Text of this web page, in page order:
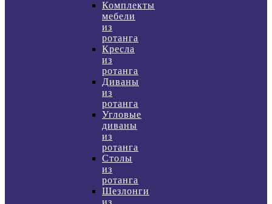
Комплекты
мебели
из
ротанга
Кресла
из
ротанга
Диваны
из
ротанга
Угловые
диваны
из
ротанга
Столы
из
ротанга
Шезлонги
из